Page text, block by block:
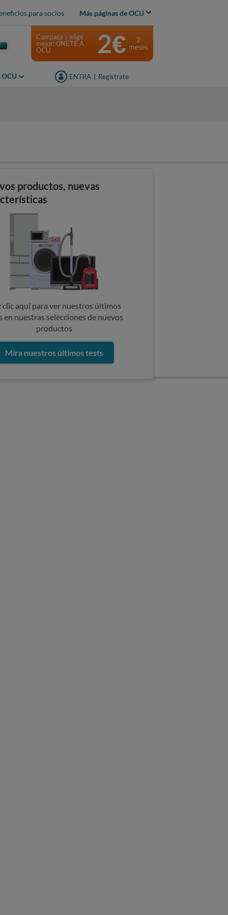
para socios Más páginas de OCU
ENTRA Regístrate
Compara y elige
mejor: ÚNETE A
OCU
2€
2
meses
productos, nuevas
clic aquí para ver nuestros últimos
en nuestras selecciones de nuevos
productos
Mira nuestros últimos tests